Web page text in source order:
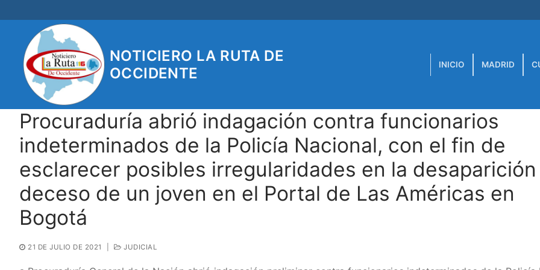
al
contenido
NOTICIERO LA RUTA DE
OCCIDENTE
INICIO MADRID
Procuraduría abrió indagación contra funcionarios
indeterminados de la Policía Nacional, con el fin de
esclarecer posibles irregularidades en la
deceso de un joven en el Portal de Las Américas en
Bogotá
21 DE JULIO DE 2021 JUDICIAL